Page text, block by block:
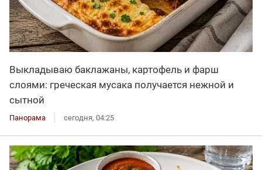
Выкладываю баклажаны, картофель и фарш
слоями: греческая мусака получается нежной и
сытной
Панорама сегодня, 04:25